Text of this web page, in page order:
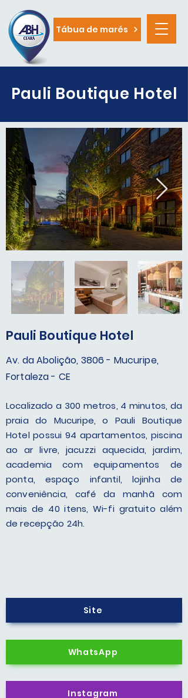
Tábua de marés
Pauli Boutique Hotel
Pauli Boutique Hotel
Av. da Abolição, 3806 - Mucuripe,
Fortaleza - CE
Localizado a 300 metros, 4 minutos, da
praia do Mucuripe, o Pauli Boutique
Hotel possui 94 apartamentos, piscina
ao ar livre, jacuzzi aquecida, jardim,
academia com equipamentos de
ponta, espaço infantil, lojinha de
conveniência, café da manhã com
mais de 40 itens, Wi-fi gratuito além
de recepção 24h.
Site
WhatsApp
Instagram